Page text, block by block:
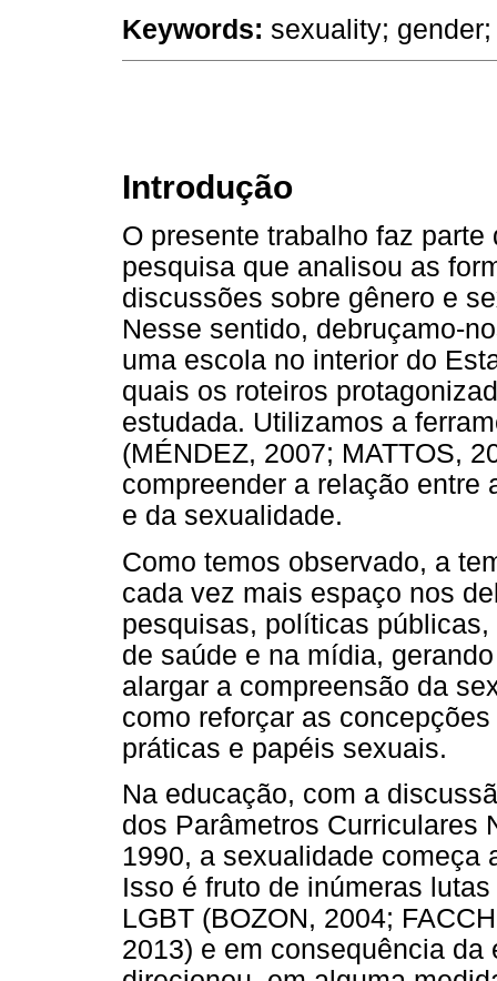
Keywords: sexuality;
Introdução
O presente trabalho faz
pesquisa que analisou as
discussões sobre gênero e
Nesse sentido, debruçamo-
uma escola no interior do
quais os roteiros
estudada. Utilizamos a
(MÉNDEZ, 2007; MATTOS,
compreender a relação entre
e da sexualidade.
Como temos observado, a
cada vez mais espaço nos
pesquisas, políticas
de saúde e na mídia,
alargar a compreensão da
como reforçar as
práticas e papéis sexuais.
Na educação, com a
dos Parâmetros Curriculares
1990, a sexualidade começa
Isso é fruto de inúmeras
LGBT (BOZON, 2004;
2013) e em consequência